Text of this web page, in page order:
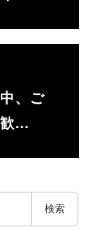
、ご
…
検索